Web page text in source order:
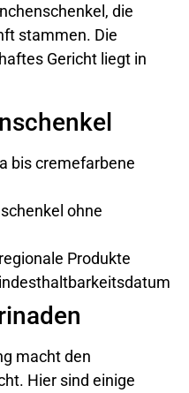
die
stammen. Die
Gericht liegt in
bis cremefarbene
ohne
Produkte
macht den
Hier sind einige